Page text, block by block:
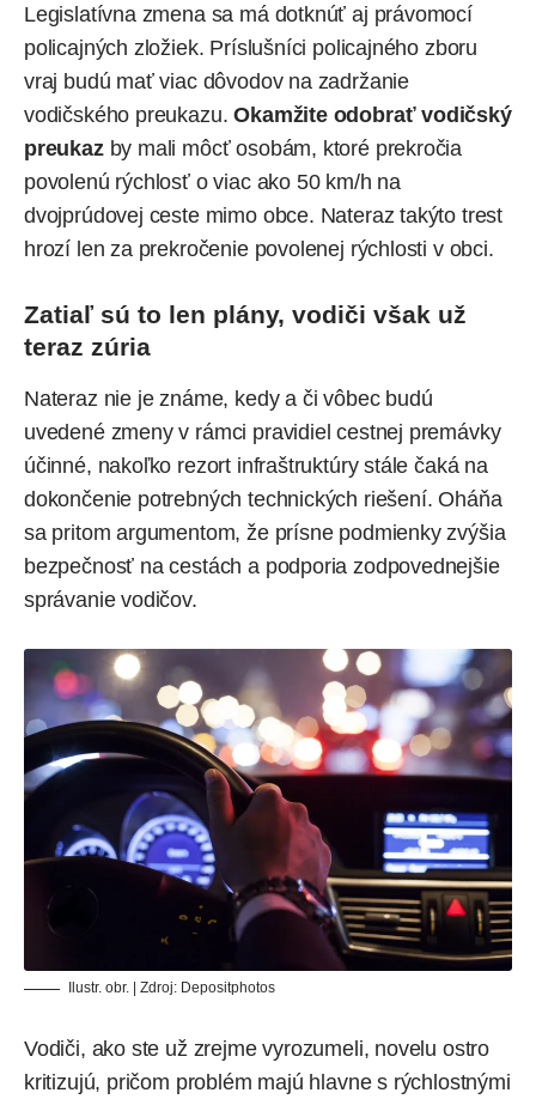
Legislatívna zmena sa má dotknúť aj právomocí
policajných zložiek. Príslušníci policajného zboru
vraj budú mať viac dôvodov na zadržanie
vodičského preukazu.Okamžite odobrať vodičský
preukazby mali môcť osobám, ktoré prekročia
povolenú rýchlosť o viac ako 50 km/h na
dvojprúdovej ceste mimo obce. Nateraz takýto trest
hrozí len za prekročenie povolenej rýchlosti v obci.
Zatiaľ sú to len plány, vodiči však už
teraz zúria
Nateraz nie je známe, kedy a či vôbec budú
uvedené zmeny v rámci pravidiel cestnej premávky
účinné, nakoľko rezort infraštruktúry stále čaká na
dokončenie potrebných technických riešení. Oháňa
sa pritom argumentom, že prísne podmienky zvýšia
bezpečnosť na cestách a podporia zodpovednejšie
správanie vodičov.
Ilustr. obr. | Zdroj: Depositphotos
Vodiči, ako ste už zrejme vyrozumeli, novelu ostro
kritizujú, pričom problém majú hlavne s rýchlostnými